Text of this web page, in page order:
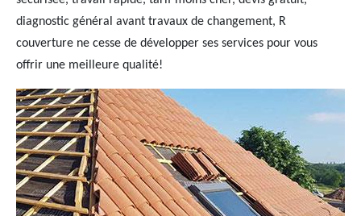
diagnostic général avant travaux de changement, R
couverture ne cesse de développer ses services pour vous
offrir une meilleure qualité!